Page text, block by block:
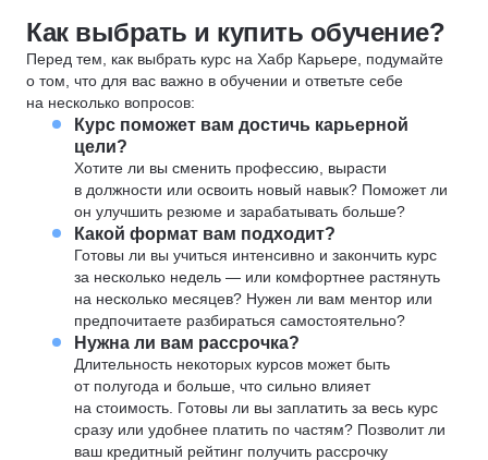
Как выбрать и купить обучение?
Перед тем, как выбрать курс на Хабр Карьере, подумайте
о том, что для вас важно в обучении и ответьте себе
на несколько вопросов:
Курс поможет вам достичь карьерной
цели?
Хотите ли вы сменить профессию, вырасти
в должности или освоить новый навык? Поможет ли
он улучшить резюме и зарабатывать больше?
Какой формат вам подходит?
Готовы ли вы учиться интенсивно и закончить курс
за несколько недель — или комфортнее растянуть
на несколько месяцев? Нужен ли вам ментор или
предпочитаете разбираться самостоятельно?
Нужна ли вам рассрочка?
Длительность некоторых курсов может быть
от полугода и больше, что сильно влияет
на стоимость. Готовы ли вы заплатить за весь курс
сразу или удобнее платить по частям? Позволит ли
ваш кредитный рейтинг получить рассрочку